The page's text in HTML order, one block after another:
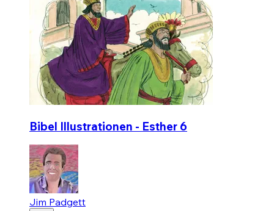
Bibel Illustrationen - Esther 6
Jim Padgett